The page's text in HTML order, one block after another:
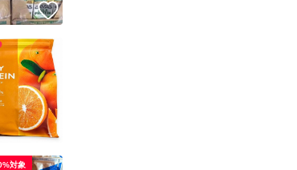
いいね！
対象